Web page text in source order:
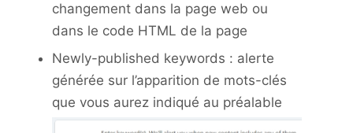
changement dans la page web ou
dans le code HTML de la page
Newly-published keywords : alerte
générée sur l’apparition de mots-clés
que vous aurez indiqué au préalable